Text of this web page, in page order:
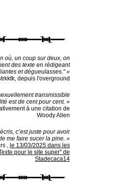
où, un coup sur deux, on
des texte en rédigeant
et dégueulasses." »
depuis l'overground
transmissible
est de cent pour cent. »
à une citation de
Woody Allen
c’est juste pour avoir
me faire sucer la pine. »
, le 13/03/2025 dans les
pour le site super" de
Stadecaca14